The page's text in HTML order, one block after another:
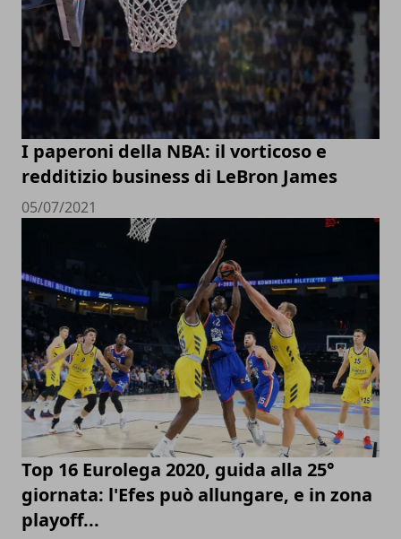
I paperoni della NBA: il vorticoso e
redditizio business di LeBron James
05/07/2021
Top 16 Eurolega 2020, guida alla 25°
giornata: l'Efes può allungare, e in zona
playoff...